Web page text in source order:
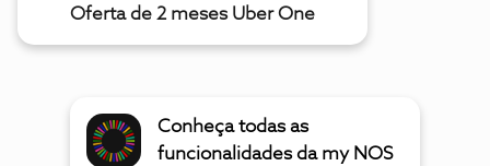
Oferta de 2 meses Uber One
Conheça todas as
funcionalidades da my NOS